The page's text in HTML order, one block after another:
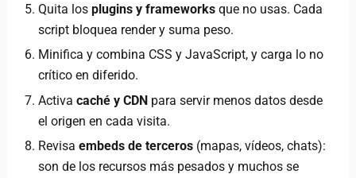
Quita losplugins y frameworks que no usas. Cada
script bloquea render y suma peso.
Minifica y combina CSS y JavaScript, y carga lo no
crítico en diferido.
Activacaché y CDN para servir menos datos desde
el origen en cada visita.
Revisaembeds de terceros (mapas, vídeos, chats):
son de los recursos más pesados y muchos se